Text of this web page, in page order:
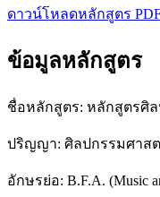
ดาวน์โหลดหลักสูตร
ข้อมูลหลักสูตร
ชื่อหลักสูตร: หลักสูตรศิ
ปริญญา: ศิลปกรรมศาส
อักษรย่อ: B.F.A. (Music